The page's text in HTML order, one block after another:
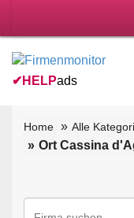
✔ HELPads
Home Alle
Ort Cassina